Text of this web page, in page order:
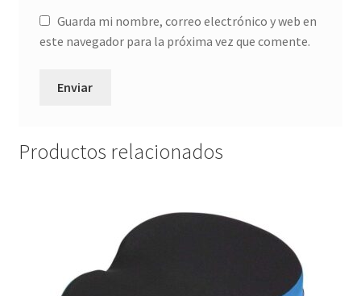
Guarda mi nombre, correo electrónico y web en
este navegador para la próxima vez que comente.
Productos relacionados